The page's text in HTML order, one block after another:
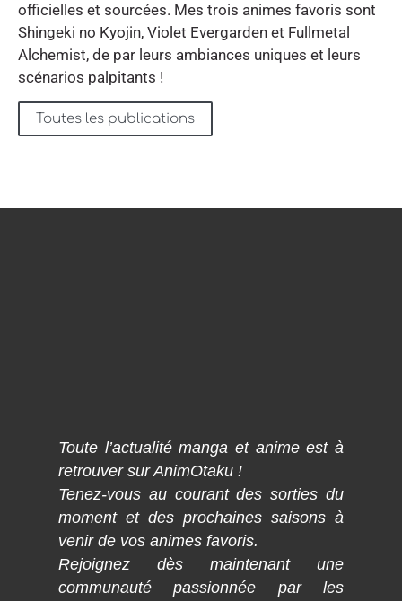
officielles et sourcées. Mes trois animes favoris sont
Shingeki no Kyojin, Violet Evergarden et Fullmetal
Alchemist, de par leurs ambiances uniques et leurs
scénarios palpitants !
Toutes les publications
Toute l’actualité manga et anime est à
retrouver sur AnimOtaku !
Tenez-vous au courant des sorties du
moment et des prochaines saisons à
venir de vos animes favoris.
Rejoignez dès maintenant une
communauté passionnée par les